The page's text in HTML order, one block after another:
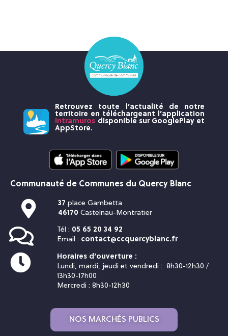
Retrouvez toute l’actualité de notre
territoire en téléchargeant l’application
Intramuros disponible sur GooglePlay et
AppStore.
Communauté de Communes du Quercy Blanc
37 place Gambetta
46170 Castelnau-Montratier
Tél : 05 65 20 34 92
Email : contact@ccquercyblanc.fr
Horaires d’ouverture :
Lundi, mardi, jeudi et vendredi : 8h30-12h30 /
13h30-17h00
Mercredi : 8h30-12h30
NOS MARCHÉS PUBLICS